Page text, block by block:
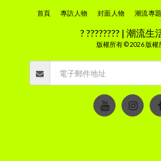
? ???????? | 潮流生
版權所有 © 2026 版權
首頁 專訪人物 封面人物 潮流專題